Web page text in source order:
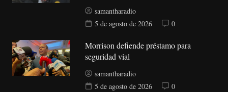
samantharadio
5 de agosto de 2026
0
Morrison defiende préstamo para
seguridad vial
samantharadio
5 de agosto de 2026
0